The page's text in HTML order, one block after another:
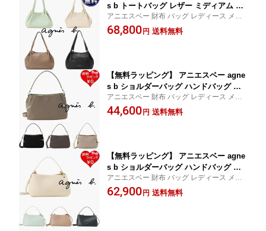
s b トートバッグ レザー ミディアム Zo
eブランド 正規品 新品 ギフト プレゼン
ト 人気 おすすめ 誕生日 記念日 クリス
アニエスベー 財布 バッグ レディース メン
ズ 送料無料 正規品 新品 ギフト 記念日 お祝
い 入学祝 就職祝 クリスマス プレゼント お
68,800 円 送料無料
【無料ラッピング】 アニエスベー agne
s b ショルダーバッグ ハンドバッグ ナ
イロン 2way スモール Origamiブランド
正規品 新品 ギフト プレゼント 人気 お
アニエスベー 財布 バッグ レディース メン
ズ 送料無料 正規品 新品 ギフト 記念日 お祝
い 入学祝 就職祝 クリスマス プレゼント お
44,600 円 送料無料
【無料ラッピング】 アニエスベー agne
s b ショルダーバッグ ハンドバッグ レ
ザー 2way スモール Zoeブランド 正規
品 新品 ギフト プレゼント 人気 おすす
アニエスベー 財布 バッグ レディース メン
ズ 送料無料 正規品 新品 ギフト 記念日 お祝
い 入学祝 就職祝 クリスマス プレゼント お
62,900 円 送料無料